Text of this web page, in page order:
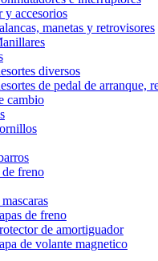
y accesorios
manetas y retrovisores
diversos
de pedal de arranque,
cambio
de freno
de freno
de amortiguador
de volante magnetico